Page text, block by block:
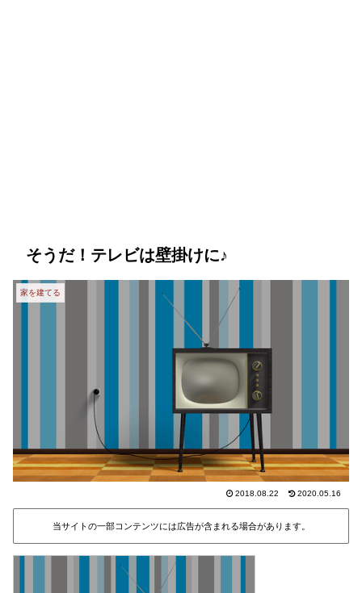
そうだ！テレビは壁掛けに♪
家を建てる
2018.08.22 2020.05.16
当サイトの一部コンテンツには広告が含まれる場合があります。